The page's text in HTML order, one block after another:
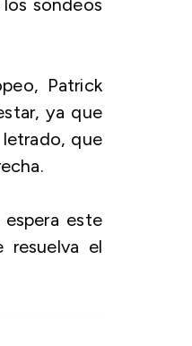
sondeos
Patrick
ya que
que
este
resuelva el